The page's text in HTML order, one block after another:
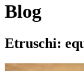
Blog
Etruschi: